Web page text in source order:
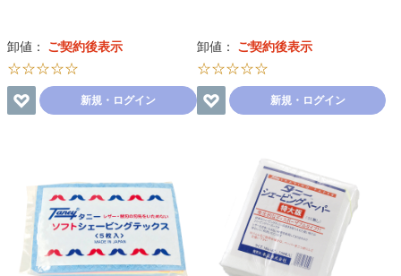
卸値： ご契約後表示
☆☆☆☆☆
新規・ログイン
卸値： ご契約後表示
☆☆☆☆☆
新規・ログイン